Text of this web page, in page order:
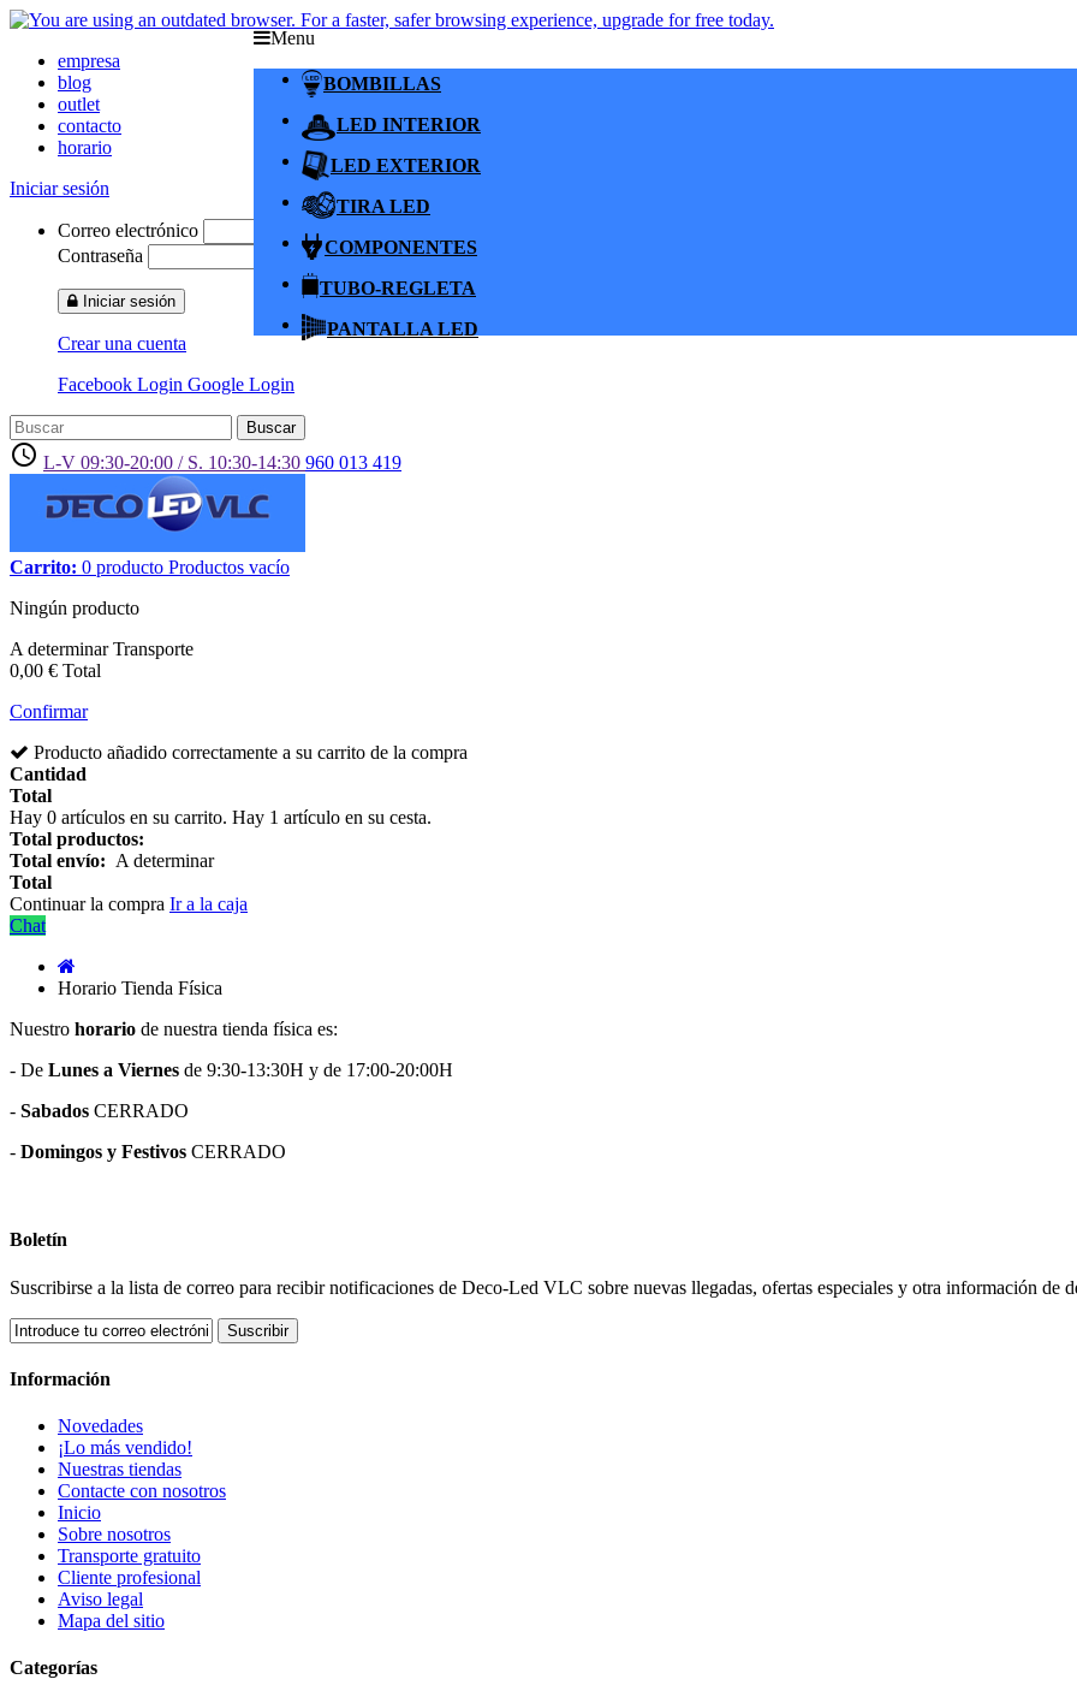
empresa
blog
outlet
contacto
horario
Iniciar sesión
Correo electrónico
Contraseña
Iniciar sesión
Crear una cuenta
Facebook Login Google Login
Buscar
access_time L-V 09:30-20:00 / S. 10:30-14:30 960 013 419
Carrito: 0 producto Productos vacío
Ningún producto
A determinarTransporte
0,00 € Total
Confirmar
Producto añadido correctamente a su carrito de la compra
Cantidad
Total
Hay 0 artículos en su carrito. Hay 1 artículo en su cesta.
Total productos:
Total envío: A determinar
Total
Continuar la compra Ir a la caja
Menu
BOMBILLAS
LED INTERIOR
LED EXTERIOR
TIRA LED
COMPONENTES
TUBO-REGLETA
PANTALLA LED
Chat
Horario Tienda Física
Nuestro horario de nuestra tienda física es:
- De Lunes a Viernes de 9:30-13:30H y de 17:00-20:00H
- Sabados CERRADO
- Domingos y Festivos CERRADO
Boletín
Suscribirse a la lista de correo para recibir notificaciones de Deco-Led VLC sobre nuevas llegadas, ofertas especiales y otra información de
Suscribir
Información
Novedades
¡Lo más vendido!
Nuestras tiendas
Contacte con nosotros
Inicio
Sobre nosotros
Transporte gratuito
Cliente profesional
Aviso legal
Mapa del sitio
Categorías